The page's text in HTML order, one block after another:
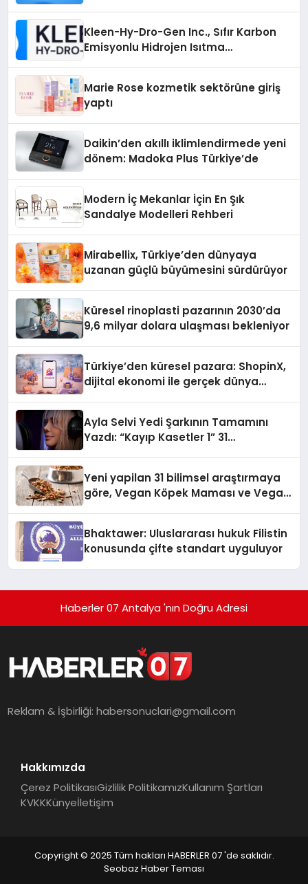
Kleen-Hy-Dro-Gen Inc., Sıfır Karbon
Emisyonlu Hidrojen Isıtma
Marie Rose kozmetik sektörüne giriş
yaptı
Daikin’den akıllı iklimlendirmede yeni
dönem: Madoka Plus Türkiye’de
Modern İç Mekanlar İçin En Şık
Sandalye Modelleri Rehberi
Mirabellix, Türkiye’den dünyaya
uzanan güçlü büyümesini sürdürüyor
Küresel rinoplasti pazarının 2030’da
9,6 milyar dolara ulaşması bekleniyor
Türkiye’den küresel pazara: ShopinX,
dijital ekonomi ile gerçek dünya
Ayla Selvi Yedi Şarkının Tamamını
Yazdı: “Kayıp Kasetler 1” 31
Yeni yapilan 31 bilimsel araştırmaya
göre, Vegan Köpek Maması ve Vegan
Bhaktawer: Uluslararası hukuk Filistin
konusunda çifte standart uyguluyor
Haberler 07 Antalya 'nın Doğru Adresi
Reklam & İşbirliği:habersonuclari@gmail.com
Hakkımızda
Çerez PolitikasıGizlilik PolitikamızKullanım Şartları
KVKKKünyeİletişim
Copyright © 2025 Tüm hakları HABERLER 07 'de saklıdır.
Seobaz Haber Teması